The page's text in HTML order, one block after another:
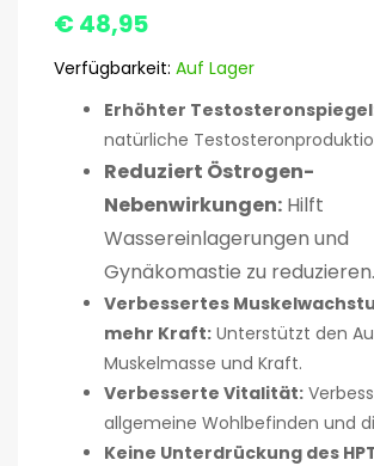
tzt4.75
basierend
auf 5
Kundenbewer
€ 48,95
Verfügbarkeit: Auf Lager
Erhöhter
natürliche
Reduziert Östrogen-
Nebenwirkungen: Hilft
Wassereinlagerungen und
Gynäkomastie zu reduzieren.
Verbessertes
mehr Kraft: Unterstützt den
Muskelmasse und Kraft.
Verbesserte Vitalität:
allgemeine Wohlbefinden und
Keine Unterdrückung des